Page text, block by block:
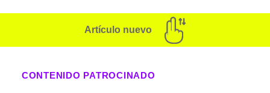
Artículo nuevo
CONTENIDO PATROCINADO